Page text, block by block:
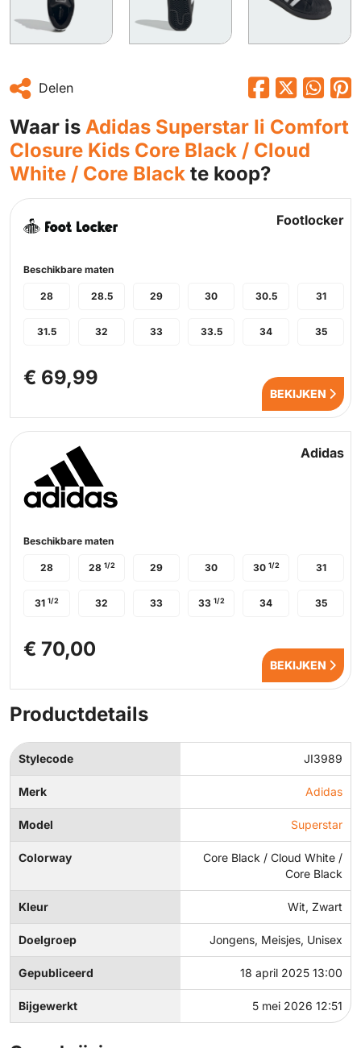
Delen
Waar is Adidas Superstar Ii Comfort
Closure Kids Core Black / Cloud
White / Core Black te koop?
Footlocker
Beschikbare maten
34
33
28
32 35
30 31
29
28.5 30.5
33.5
31.5
€ 69,99
BEKIJKEN
Adidas
Beschikbare maten
28 28 1/2 29 30 30 1/2 31
31 1/2 32 33 33 1/2 34 35
€ 70,00
BEKIJKEN
Productdetails
Stylecode JI3989
Merk Adidas
Model Superstar
Colorway
Core Black / Cloud White /
Core Black
Kleur Wit, Zwart
Doelgroep Jongens, Meisjes, Unisex
Gepubliceerd 18 april 2025 13:00
Bijgewerkt 5 mei 2026 12:51